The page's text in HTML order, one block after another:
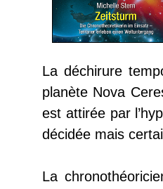
La déchirure
planète Nova
est attirée par
décidée mais
La